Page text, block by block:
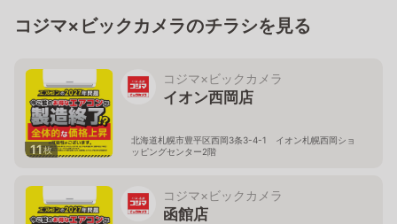
コジマ×ビックカメラのチラシを見る
11枚
コジマ×ビックカメラ
イオン西岡店
北海道札幌市豊平区西岡3条3-4-1 イオン札幌西岡ショ
ッピングセンター2階
コジマ×ビックカメラ
函館店